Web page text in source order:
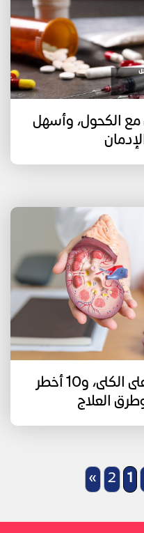
مع الكحول، وأسهل
أضرار إدمان الترامادول على الكلى، و10 أخطر
العلاج
1
2
»